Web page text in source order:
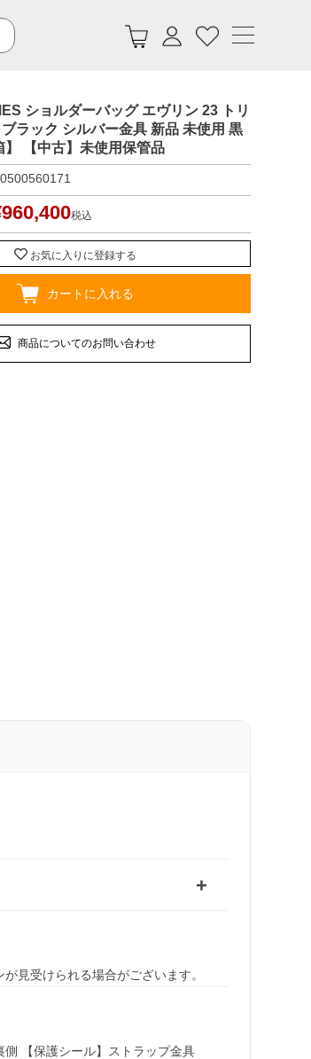
ショルダーバッグ エヴリン 23 トリ
ラック シルバー金具 新品 未使用 黒
】 【中古】未使用保管品
960,400税込
お気に入りに登録する
カートに入れる
商品についてのお問い合わせ
見受けられる場合がございます。
側 【保護シール】ストラップ金具